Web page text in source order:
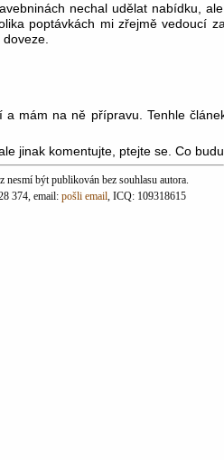
nechal udělat nabídku,
poptávkách mi zřejmě vedoucí
a mám na ně přípravu. Tenhle
jinak komentujte, ptejte se. Co
nesmí být publikován bez souhlasu autora.
374, email: pošli email, ICQ: 109318615